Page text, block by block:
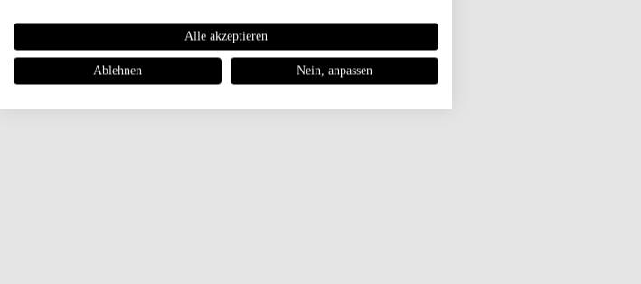
Alle akzeptieren
Ablehnen Nein, anpassen